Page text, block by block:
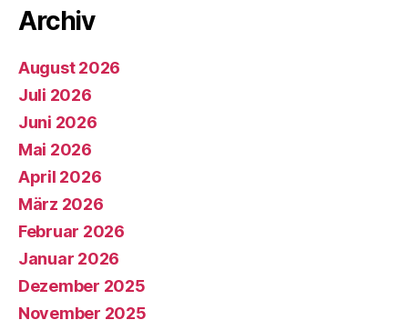
Archiv
August 2026
Juli 2026
Juni 2026
Mai 2026
April 2026
März 2026
Februar 2026
Januar 2026
Dezember 2025
November 2025